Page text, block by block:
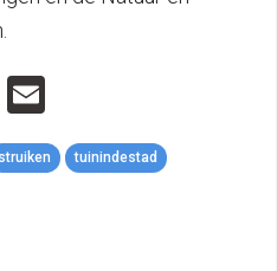
Copy
struiken tuinindestad